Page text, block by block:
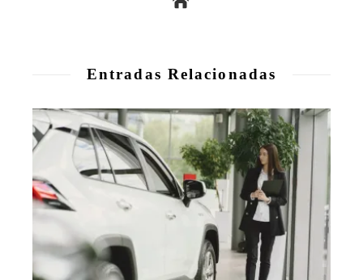
Entradas Relacionadas